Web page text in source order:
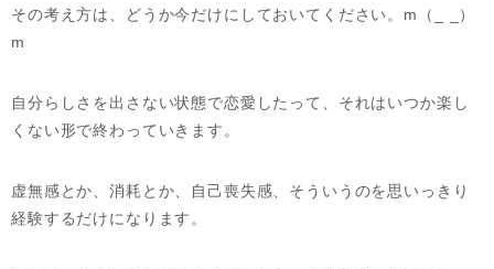
その考え方は、どうか今だけにしておいてください。m（_ _）
m
自分らしさを出さない状態で恋愛したって、それはいつか楽し
くない形で終わっていきます。
虚無感とか、消耗とか、自己喪失感、そういうのを思いっきり
経験するだけになります。